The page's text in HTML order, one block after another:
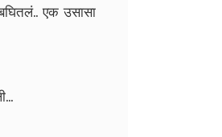
एक उसासा